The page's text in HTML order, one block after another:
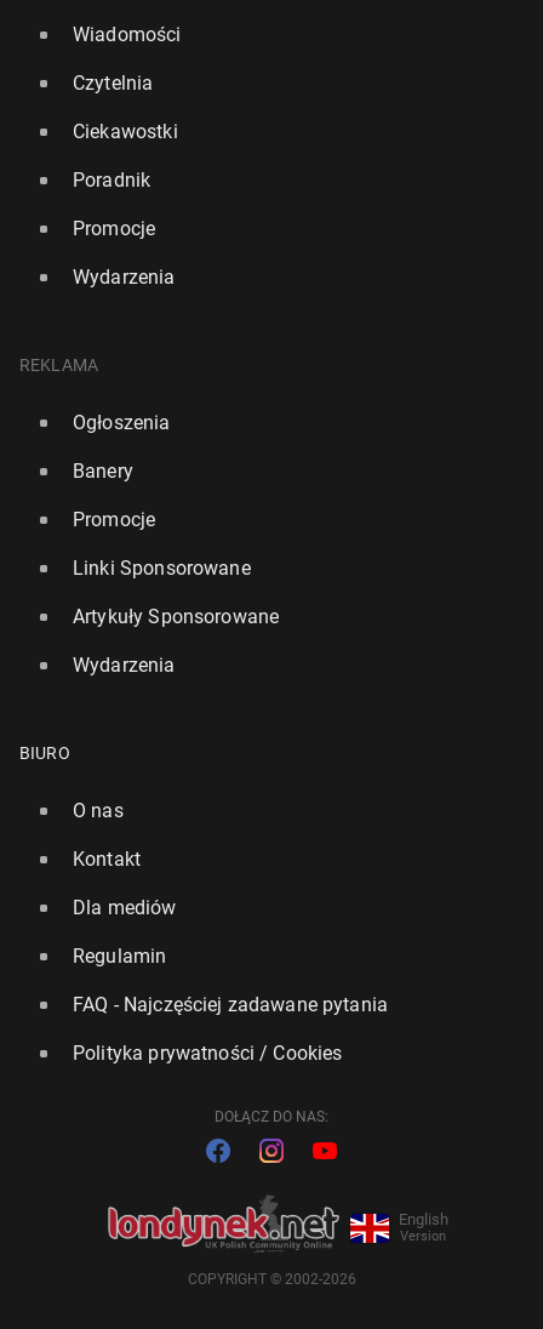
Wiadomości
Czytelnia
Ciekawostki
Poradnik
Promocje
Wydarzenia
REKLAMA
Ogłoszenia
Banery
Promocje
Linki Sponsorowane
Artykuły Sponsorowane
Wydarzenia
BIURO
O nas
Kontakt
Dla mediów
Regulamin
FAQ - Najczęściej zadawane pytania
Polityka prywatności / Cookies
DOŁĄCZ DO NAS:
English
Version
COPYRIGHT © 2002-2026